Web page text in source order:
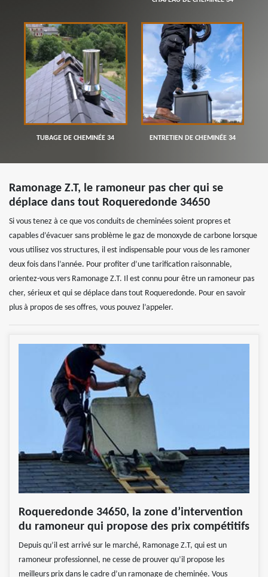
TUBAGE DE CHEMINÉE 34 ENTRETIEN DE CHEMINÉE 34
Ramonage Z.T, le ramoneur pas cher qui se
déplace dans tout Roqueredonde 34650
Si vous tenez à ce que vos conduits de cheminées soient propres et
capables d’évacuer sans problème le gaz de monoxyde de carbone lorsque
vous utilisez vos structures, il est indispensable pour vous de les ramoner
deux fois dans l’année. Pour profiter d’une tarification raisonnable,
orientez-vous vers Ramonage Z.T. Il est connu pour être un ramoneur pas
cher, sérieux et qui se déplace dans tout Roqueredonde. Pour en savoir
plus à propos de ses offres, vous pouvez l’appeler.
Roqueredonde 34650, la zone d’intervention
du ramoneur qui propose des prix compétitifs
Depuis qu’il est arrivé sur le marché, Ramonage Z.T, qui est un
ramoneur professionnel, ne cesse de prouver qu’il propose les
meilleurs prix dans le cadre d’un ramonage de cheminée. Vous